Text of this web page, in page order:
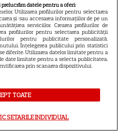
Cruise nu mai folosește
lui Tom Cruise.
făcută în onoarea lui
datele pentru a oferi:
Utilizarea profilurilor pentru selectarea
și/sau accesarea informațiilor de pe un
serviciilor. Crearea profilurilor de
profilurilor pentru selectarea publicității
pentru publicitate personalizată.
Înțelegerea publicului prin statistici
diferite. Utilizarea datelor limitate pentru a
date limitate pentru a selecta publicitatea.
prin scanarea dispozitivului.
TOATE
SETARILE INDIVIDUAL